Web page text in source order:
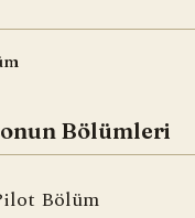
Bölümleri
Bölüm